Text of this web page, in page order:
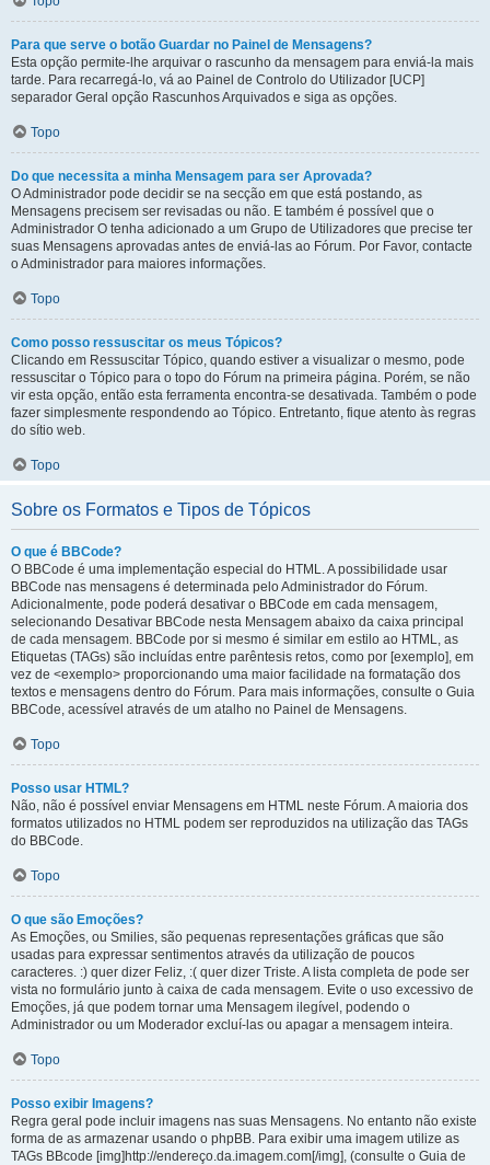
Para que serve o botão Guardar no Painel de Mensagens?
Esta opção permite-lhe arquivar o rascunho da mensagem para enviá-la mais
tarde. Para recarregá-lo, vá ao Painel de Controlo do Utilizador [UCP]
separador Geral opção Rascunhos Arquivados e siga as opções.
Topo
Do que necessita a minha Mensagem para ser Aprovada?
O Administrador pode decidir se na secção em que está postando, as
Mensagens precisem ser revisadas ou não. E também é possível que o
Administrador O tenha adicionado a um Grupo de Utilizadores que precise ter
suas Mensagens aprovadas antes de enviá-las ao Fórum. Por Favor, contacte
o Administrador para maiores informações.
Topo
Como posso ressuscitar os meus Tópicos?
Clicando em Ressuscitar Tópico, quando estiver a visualizar o mesmo, pode
ressuscitar o Tópico para o topo do Fórum na primeira página. Porém, se não
vir esta opção, então esta ferramenta encontra-se desativada. Também o pode
fazer simplesmente respondendo ao Tópico. Entretanto, fique atento às regras
do sítio web.
Topo
Sobre os Formatos e Tipos de Tópicos
O que é BBCode?
O BBCode é uma implementação especial do HTML. A possibilidade usar
BBCode nas mensagens é determinada pelo Administrador do Fórum.
Adicionalmente, pode poderá desativar o BBCode em cada mensagem,
selecionando Desativar BBCode nesta Mensagem abaixo da caixa principal
de cada mensagem. BBCode por si mesmo é similar em estilo ao HTML, as
Etiquetas (TAGs) são incluídas entre parêntesis retos, como por [exemplo], em
vez de <exemplo> proporcionando uma maior facilidade na formatação dos
textos e mensagens dentro do Fórum. Para mais informações, consulte o Guia
BBCode, acessível através de um atalho no Painel de Mensagens.
Topo
Posso usar HTML?
Não, não é possível enviar Mensagens em HTML neste Fórum. A maioria dos
formatos utilizados no HTML podem ser reproduzidos na utilização das TAGs
do BBCode.
Topo
O que são Emoções?
As Emoções, ou Smilies, são pequenas representações gráficas que são
usadas para expressar sentimentos através da utilização de poucos
caracteres. :) quer dizer Feliz, :( quer dizer Triste. A lista completa de pode ser
vista no formulário junto à caixa de cada mensagem. Evite o uso excessivo de
Emoções, já que podem tornar uma Mensagem ilegível, podendo o
Administrador ou um Moderador excluí-las ou apagar a mensagem inteira.
Topo
Posso exibir Imagens?
Regra geral pode incluir imagens nas suas Mensagens. No entanto não existe
forma de as armazenar usando o phpBB. Para exibir uma imagem utilize as
TAGs BBcode [img]http://endereço.da.imagem.com[/img], (consulte o Guia de